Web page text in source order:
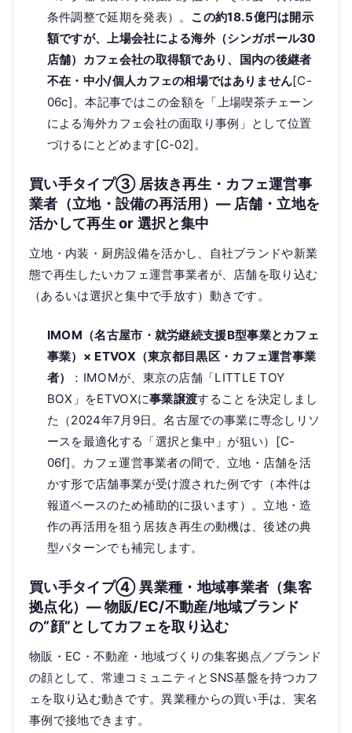
条件調整で延期を発表）。 この約18.5億円は開示
額ですが、上場会社による海外（シンガポール30
店舗）カフェ会社の取得額であり、国内の後継者
不在・中小/個人カフェの相場ではありません[C-
06c]。本記事ではこの金額を「上場喫茶チェーン
による海外カフェ会社の面取り事例」として位置
づけるにとどめます[C-02]。
買い手タイプ③ 居抜き再生・カフェ運営事
業者（立地・設備の再活用）— 店舗・立地を
活かして再生 or 選択と集中
立地・内装・厨房設備を活かし、自社ブランドや新業
態で再生したいカフェ運営事業者が、店舗を取り込む
（あるいは選択と集中で手放す）動きです。
IMOM（名古屋市・就労継続支援B型事業とカフェ
事業）× ETVOX（東京都目黒区・カフェ運営事業
者）
：IMOMが、東京の店舗「LITTLE TOY
BOX」をETVOXに事業譲渡することを決定しまし
た（2024年7月9日。名古屋での事業に専念しリソ
ースを最適化する「選択と集中」が狙い）[C-
06f]。カフェ運営事業者の間で、立地・店舗を活
かす形で店舗事業が受け渡された例です（本件は
報道ベースのため補助的に扱います）。立地・造
作の再活用を狙う居抜き再生の動機は、後述の典
型パターンでも補完します。
買い手タイプ④ 異業種・地域事業者（集客
拠点化）— 物販/EC/不動産/地域ブランド
の“顔”としてカフェを取り込む
物販・EC・不動産・地域づくりの集客拠点／ブランド
の顔として、常連コミュニティとSNS基盤を持つカフ
ェを取り込む動きです。異業種からの買い手は、実名
事例で接地できます。